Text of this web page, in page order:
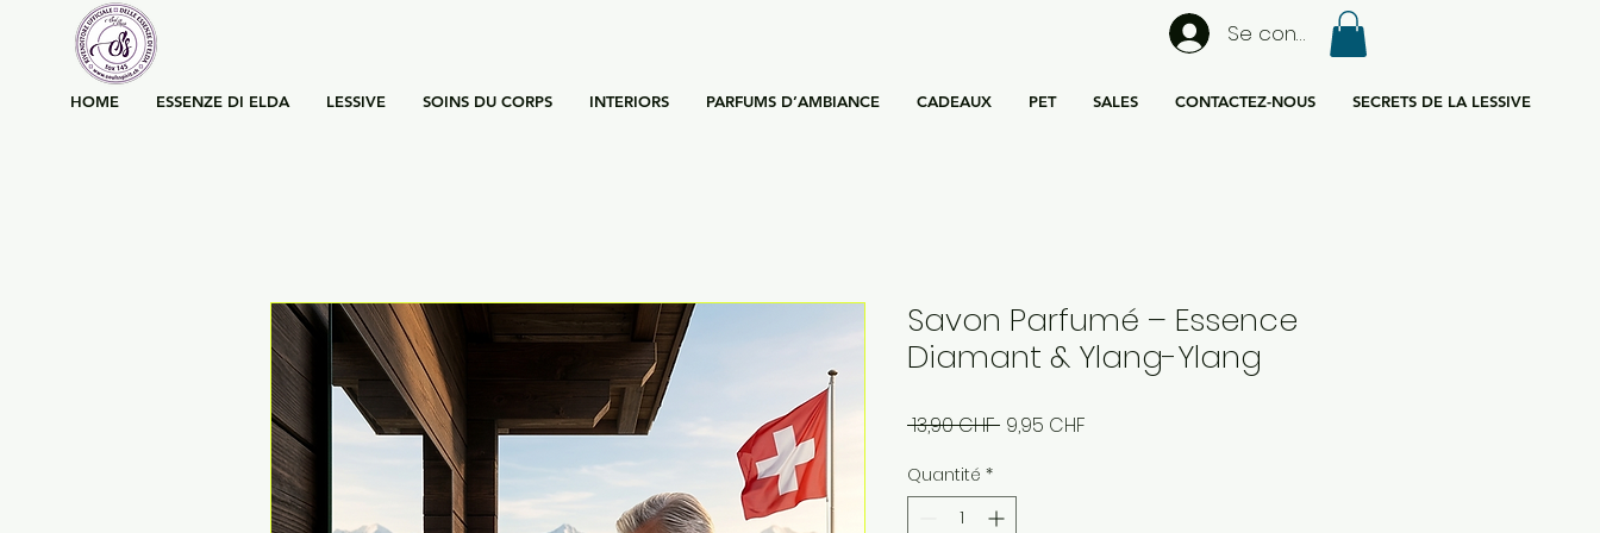
Se connecter
HOME ESSENZE DI ELDA LESSIVE SOINS DU CORPS INTERIORS PARFUMS D’AMBIANCE CADEAUX PET SALES CONTACTEZ-NOUS SECRETS DE LA LESSIVE
Savon Parfumé – Essence
Diamant & Ylang-Ylang
13,90 CHF Prix
9,95 CHF
Quantité *